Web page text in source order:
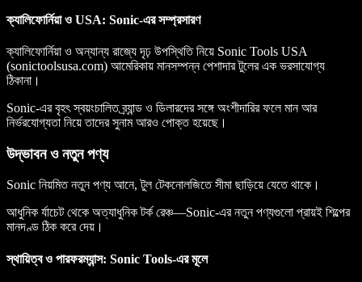
ক্যালিফোর্নিয়া ও USA: Sonic-এর সম্প্রসারণ
ক্যালিফোর্নিয়া ও অন্যান্য রাজ্যে দৃঢ় উপস্থিতি নিয়ে Sonic Tools USA
(sonictoolsusa.com) আমেরিকায় মানসম্পন্ন পেশাদার টুলের এক ভরসাযোগ্য
ঠিকানা।
Sonic-এর বৃহৎ স্বয়ংচালিত ব্র্যান্ড ও ডিলারদের সঙ্গে অংশীদারির ফলে মান আর
নির্ভরযোগ্যতা নিয়ে তাদের সুনাম আরও পোক্ত হয়েছে।
উদ্ভাবন ও নতুন পণ্য
Sonic নিয়মিত নতুন পণ্য আনে, টুল টেকনোলজিতে সীমা ছাড়িয়ে যেতে থাকে।
আধুনিক র্যাচেট থেকে অত্যাধুনিক টর্ক রেঞ্চ—Sonic-এর নতুন পণ্যগুলো প্রায়ই শিল্পের
মানদণ্ড ঠিক করে দেয়।
স্থায়িত্ব ও পারফরম্যান্স: Sonic Tools-এর মূলে